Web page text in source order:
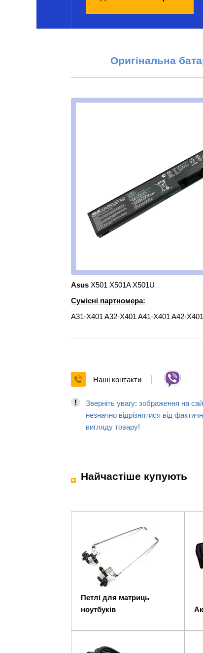
Оригінальна б
Asus X501 X501A X501U
Сумісні партномера:
A31-X401 A32-X401 A41-X401 A42-X401
Наші контакти
Зверніть увагу: зображення на
незначно відрізнятися від
вигляду товару!
Найчастіше купують
Петлі для матриць
ноутбуків